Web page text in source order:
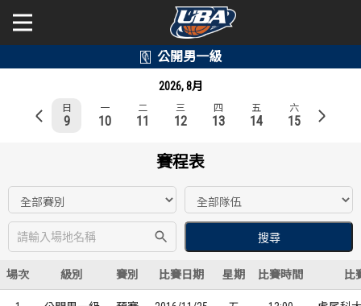
公開男一級
學年度
賽事資訊
賽程表
戰績排行
選手資訊
學年度
賽事資訊
賽程表
戰績排行
選手資訊
二級與一般組
新聞
2026, 8月
日
9
一
10
二
11
三
12
四
13
五
14
六
15
賽程表
場次 級別 賽別 比賽日期 星期 比賽時間 比